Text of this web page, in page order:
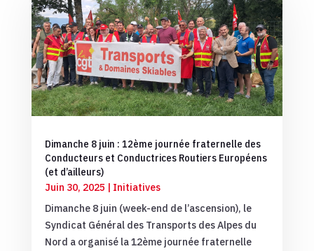
Dimanche 8 juin : 12ème journée fraternelle des
Conducteurs et Conductrices Routiers Européens
(et d’ailleurs)
Juin 30, 2025 | Initiatives
Dimanche 8 juin (week-end de l’ascension), le
Syndicat Général des Transports des Alpes du
Nord a organisé la 12ème journée fraternelle